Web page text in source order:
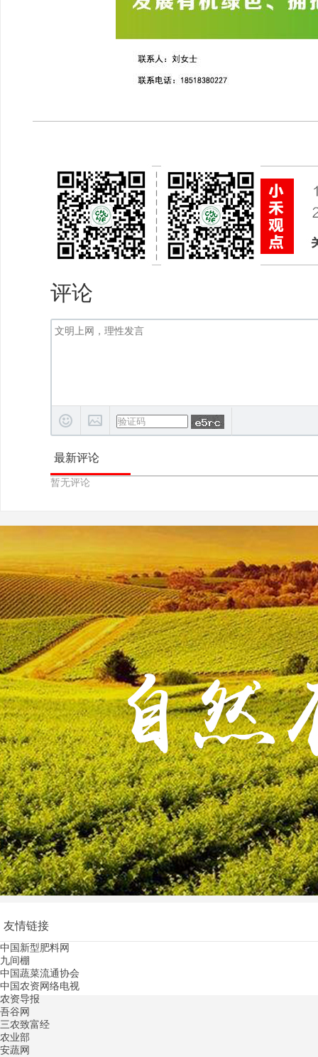
评论
最新评论
暂无评论
友情链接
中国新型肥料网
九间棚
中国蔬菜流通协会
中国农资网络电视
农资导报
吾谷网
三农致富经
农业部
安蔬网